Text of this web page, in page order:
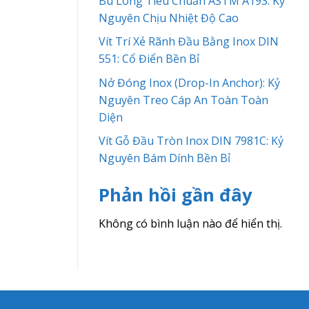
Nguyên Chịu Nhiệt Độ Cao
Vít Trí Xẻ Rãnh Đầu Bằng Inox DIN
551: Cổ Điển Bền Bỉ
Nở Đóng Inox (Drop-In Anchor): Kỷ
Nguyên Treo Cáp An Toàn Toàn
Diện
Vít Gỗ Đầu Tròn Inox DIN 7981C: Kỷ
Nguyên Bám Dính Bền Bỉ
Phản hồi gần đây
Không có bình luận nào để hiển thị.